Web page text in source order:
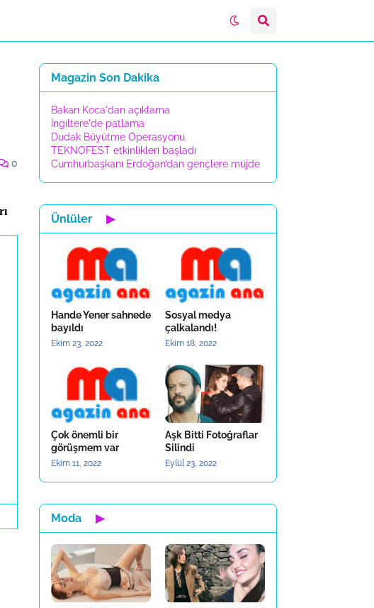
0
Magazin Son Dakika
Bakan Koca'dan açıklama
İngiltere'de patlama
Dudak Büyütme Operasyonu
TEKNOFEST etkinlikleri başladı
Cumhurbaşkanı Erdoğan’dan gençlere müjde
Ünlüler ▶
Hande Yener sahnede
bayıldı
Ekim 23, 2022
Sosyal medya
çalkalandı!
Ekim 18, 2022
Çok önemli bir
görüşmem var
Ekim 11, 2022
Aşk Bitti Fotoğraflar
Silindi
Eylül 23, 2022
Moda ▶